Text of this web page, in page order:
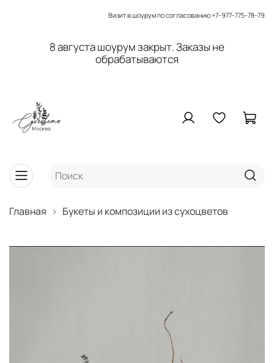
Визит в шоурум по согласованию+7-977-775-78-79
8 августа шоурум закрыт. Заказы не
обрабатываются
Главная Букеты и композиции из сухоцветов